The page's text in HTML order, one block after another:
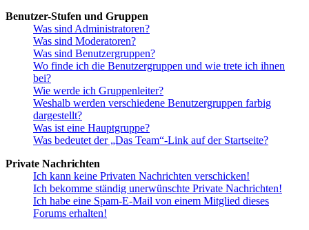
Benutzer-Stufen und Gruppen
Was sind Administratoren?
Was sind Moderatoren?
Was sind Benutzergruppen?
Wo finde ich die Benutzergruppen und wie trete ich ihnen
bei?
Wie werde ich Gruppenleiter?
Weshalb werden verschiedene Benutzergruppen farbig
dargestellt?
Was ist eine Hauptgruppe?
Was bedeutet der „Das Team“-Link auf der Startseite?
Private Nachrichten
Ich kann keine Privaten Nachrichten verschicken!
Ich bekomme ständig unerwünschte Private Nachrichten!
Ich habe eine Spam-E-Mail von einem Mitglied dieses
Forums erhalten!